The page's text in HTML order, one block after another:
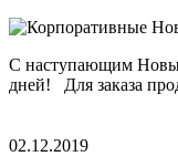
С наступающим
дней! Для заказа
02.12.2019